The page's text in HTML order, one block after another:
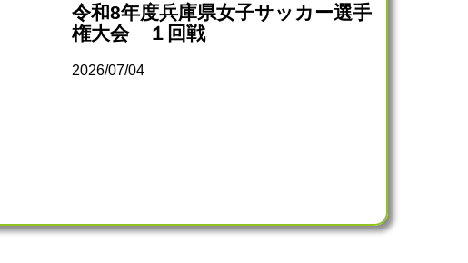
令和8年度兵庫県女子サッカー選手
権大会 １回戦
2026/07/04